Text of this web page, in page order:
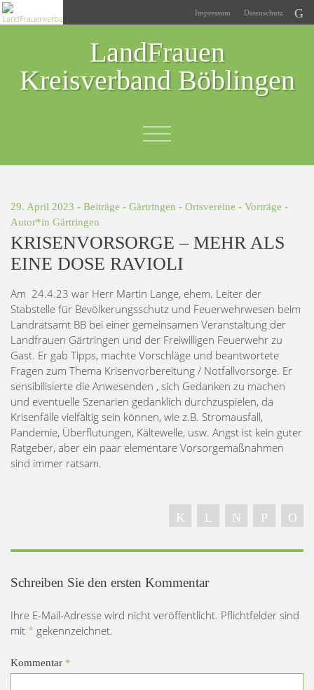
Impressum Datenschutz
LandFrauen
Kreisverband Böblingen
29. April 2023 - Beiträge - Gärtringen - Ortsvereine - Vorträge -
Autor*in Gärtringen
KRISENVORSORGE – MEHR ALS
EINE DOSE RAVIOLI
Am 24.4.23 war Herr Martin Lange, ehem. Leiter der
Stabstelle für Bevölkerungsschutz und Feuerwehrwesen beim
Landratsamt BB bei einer gemeinsamen Veranstaltung der
Landfrauen Gärtringen und der Freiwilligen Feuerwehr zu
Gast. Er gab Tipps, machte Vorschläge und beantwortete
Fragen zum Thema Krisenvorbereitung / Notfallvorsorge. Er
sensibilisierte die Anwesenden , sich Gedanken zu machen
und eventuelle Szenarien gedanklich durchzuspielen, da
Krisenfälle vielfältig sein können, wie z.B. Stromausfall,
Pandemie, Überflutungen, Kältewelle, usw. Angst ist kein guter
Ratgeber, aber ein paar elementare Vorsorgemaßnahmen
sind immer ratsam.
Schreiben Sie den ersten Kommentar
Ihre E-Mail-Adresse wird nicht veröffentlicht. Pflichtfelder sind
mit * gekennzeichnet.
Kommentar *